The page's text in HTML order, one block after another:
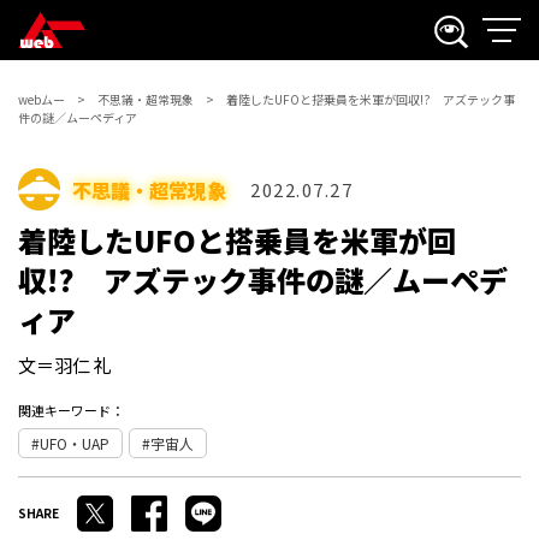
webムー 不思議・超常現象
着陸したUFOと搭乗員を米軍が回収!? アズテック事
件の謎／ムーペディア
不思議・超常現象 2022.07.27
着陸したUFOと搭乗員を米軍が回
収!? アズテック事件の謎／ムーペデ
ィア
文＝羽仁 礼
関連キーワード：
UFO・UAP 宇宙人